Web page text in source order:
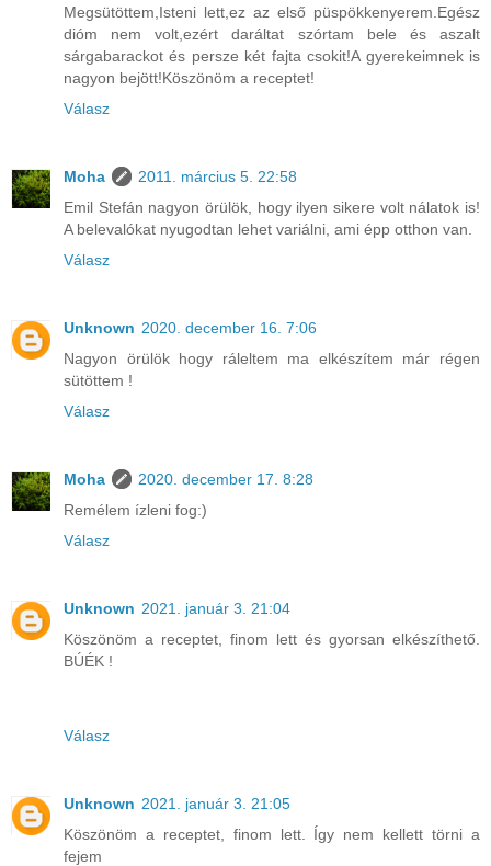
Megsütöttem,Isteni lett,ez az első püspökkenyerem.Egész
dióm nem volt,ezért daráltat szórtam bele és aszalt
sárgabarackot és persze két fajta csokit!A gyerekeimnek is
nagyon bejött!Köszönöm a receptet!
Válasz
Moha
2011. március 5. 22:58
Emil Stefán nagyon örülök, hogy ilyen sikere volt nálatok is!
A belevalókat nyugodtan lehet variálni, ami épp otthon van.
Válasz
Unknown 2020. december 16. 7:06
Nagyon örülök hogy ráleltem ma elkészítem már régen
sütöttem !
Válasz
Moha
2020. december 17. 8:28
Remélem ízleni fog:)
Válasz
Unknown 2021. január 3. 21:04
Köszönöm a receptet, finom lett és gyorsan elkészíthető.
BÚÉK !
Válasz
Unknown 2021. január 3. 21:05
Köszönöm a receptet, finom lett. Így nem kellett törni a
fejem